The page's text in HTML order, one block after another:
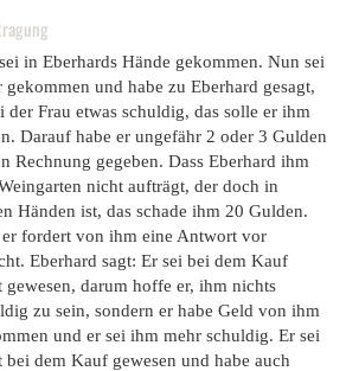
in Eberhards Hände gekommen. Nun sei
gekommen und habe zu Eberhard gesagt,
der Frau etwas schuldig, das solle er ihm
Darauf habe er ungefähr 2 oder 3 Gulden
Rechnung gegeben. Dass Eberhard ihm
nicht aufträgt, der doch in
Händen ist, das schade ihm 20 Gulden.
fordert von ihm eine Antwort vor
Eberhard sagt: Er sei bei dem Kauf
gewesen, darum hoffe er, ihm nichts
zu sein, sondern er habe Geld von ihm
und er sei ihm mehr schuldig. Er sei
bei dem Kauf gewesen und habe auch